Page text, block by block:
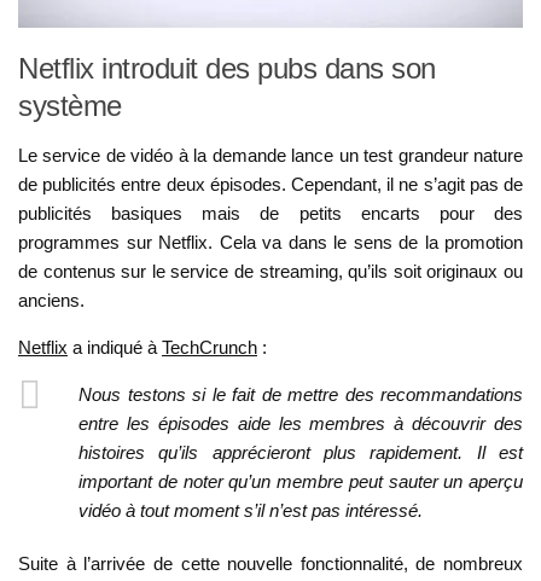
Netflix introduit des pubs dans son
système
Le service de vidéo à la demande lance un test grandeur nature
de publicités entre deux épisodes. Cependant, il ne s’agit pas de
publicités basiques mais de petits encarts pour des
programmes sur Netflix. Cela va dans le sens de la promotion
de contenus sur le service de streaming, qu’ils soit originaux ou
anciens.
Netflix a indiqué à TechCrunch :
Nous testons si le fait de mettre des recommandations
entre les épisodes aide les membres à découvrir des
histoires qu’ils apprécieront plus rapidement. Il est
important de noter qu’un membre peut sauter un aperçu
vidéo à tout moment s’il n’est pas intéressé.
Suite à l’arrivée de cette nouvelle fonctionnalité, de nombreux